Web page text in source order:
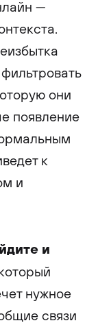
—
они
появление
к
и
и
нужное
связи